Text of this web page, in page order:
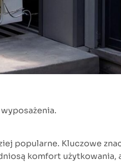
popularne. Kluczowe
komfort użytkowania,